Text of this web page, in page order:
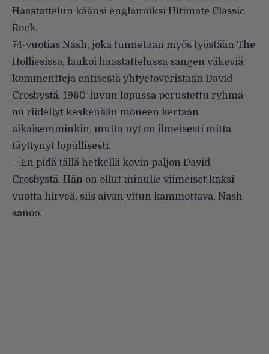
Haastattelun käänsi englanniksi Ultimate Classic
Rock.
74-vuotias Nash, joka tunnetaan myös työstään The
Holliesissa, laukoi haastattelussa sangen väkeviä
kommentteja entisestä yhtyetoveristaan David
Crosbystä. 1960-luvun lopussa perustettu ryhmä
on riidellyt keskenään moneen kertaan
aikaisemminkin, mutta nyt on ilmeisesti mitta
täyttynyt lopullisesti.
– En pidä tällä hetkellä kovin paljon David
Crosbystä. Hän on ollut minulle viimeiset kaksi
vuotta hirveä, siis aivan vitun kammottava, Nash
sanoo.